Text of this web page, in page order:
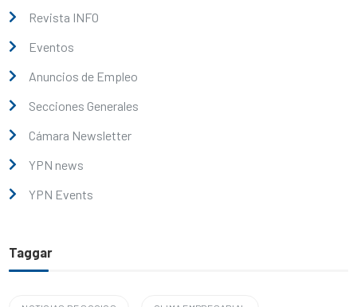
Revista INFO
Eventos
Anuncios de Empleo
Secciones Generales
Cámara Newsletter
YPN news
YPN Events
Taggar